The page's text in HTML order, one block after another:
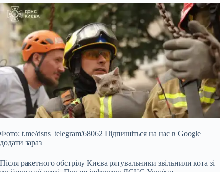
Фото: t.me/dsns_telegram/68062 Підпишіться на нас в Google
додати зараз
Після ракетного обстрілу Києва рятувальники звільнили кота зі